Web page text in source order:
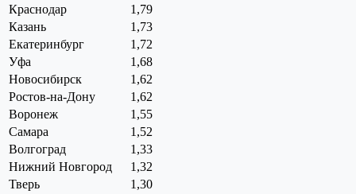
Краснодар
1,79
Казань
1,73
Екатеринбург
1,72
Уфа
1,68
Новосибирск
1,62
Ростов-на-Дону
1,62
Воронеж
1,55
Самара
1,52
Волгоград
1,33
Нижний Новгород
1,32
Тверь
1,30